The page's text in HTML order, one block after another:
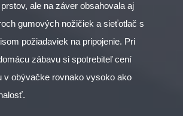
ale na záver obsahovala aj
gumových nožičiek a sieťotlač s
požiadaviek na pripojenie. Pri
zábavu si spotrebiteľ cení
v obývačke rovnako vysoko ako